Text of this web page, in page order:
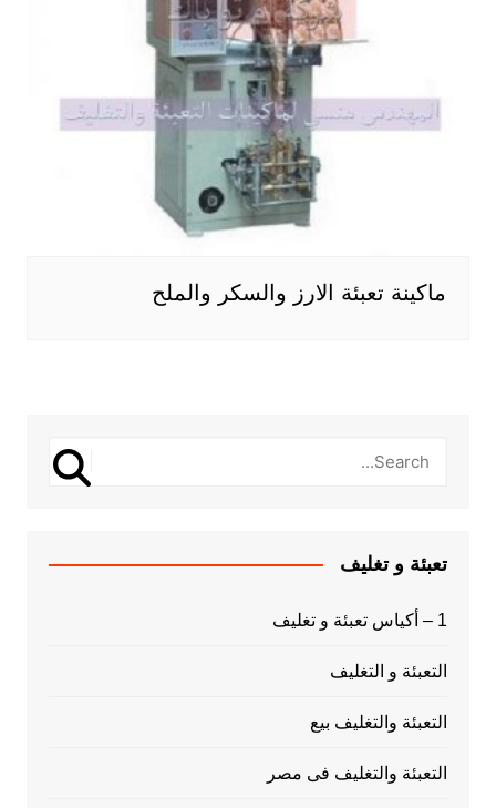
ماكينة تعبئة الارز والسكر والملح
تعبئة و تغليف
1 – أكياس تعبئة و تغليف
التعبئة و التغليف
التعبئة والتغليف بيع
التعبئة والتغليف فى مصر